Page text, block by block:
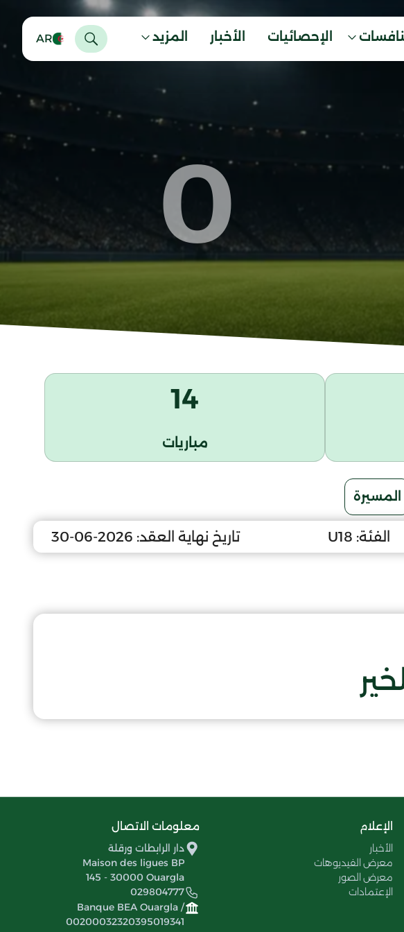
الإحصائيات الأخبار المزيد AR
0
14
مباريات
المسيرة
الفئة: U18 تاريخ نهاية العقد: 2026-06-30
الإعلام
الأخبار
معرض الفيديوهات
معرض الصور
الإعتمادات
معلومات الاتصال
دار الرابطات ورقلة
Maison des ligues BP
145 - 30000 Ouargla
029804777
Banque BEA Ouargla /
00200032320395019341